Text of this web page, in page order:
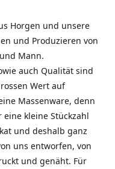
Horgen und unsere
und Produzieren von
Mann.
auch Qualität sind
Wert auf
Massenware, denn
kleine Stückzahl
und deshalb ganz
uns entworfen, von
und genäht. Für